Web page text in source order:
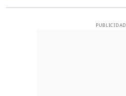
PUBLICIDAD